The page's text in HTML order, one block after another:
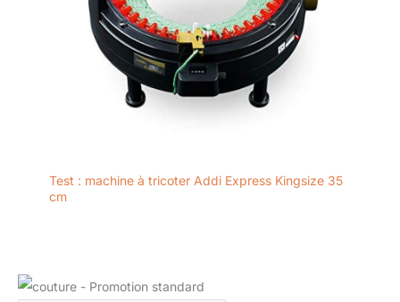
Test : machine à tricoter Addi Express Kingsize 35
cm